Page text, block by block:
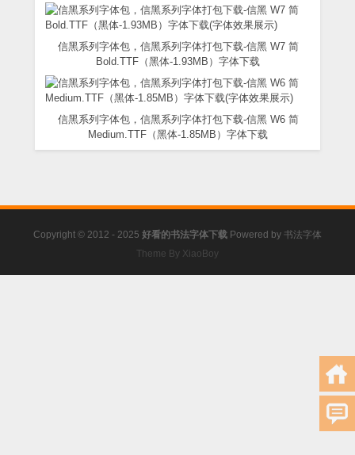
信黑系列字体包，信黑系列字体打包下载-信黑 W7 简
Bold.TTF（黑体-1.93MB）字体下载
信黑系列字体包，信黑系列字体打包下载-信黑 W6 简
Medium.TTF（黑体-1.85MB）字体下载
Copyright © 2012 - 2025 好看的书法字体下载 Powered by 书法字体
Theme By XiaoBoy